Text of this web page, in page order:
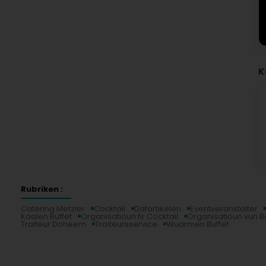
Rubriken :
Catering Metzler
Cocktail Dafartikelen Eventveranstalter
Kaalen Buffet Organisatioun fir Cocktail Organisatioun vun
Traiteur Doheem Traiteursservice Wuarmen Buffet